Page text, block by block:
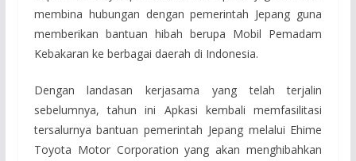
membina hubungan dengan pemerintah Jepang guna
memberikan bantuan hibah berupa Mobil Pemadam
Kebakaran ke berbagai daerah di Indonesia.
Dengan landasan kerjasama yang telah terjalin
sebelumnya, tahun ini Apkasi kembali memfasilitasi
tersalurnya bantuan pemerintah Jepang melalui Ehime
Toyota Motor Corporation yang akan menghibahkan